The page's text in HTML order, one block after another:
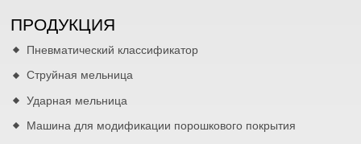
ПРОДУКЦИЯ
Пневматический классификатор
Струйная мельница
Ударная мельница
Машина для модификации порошкового покрытия